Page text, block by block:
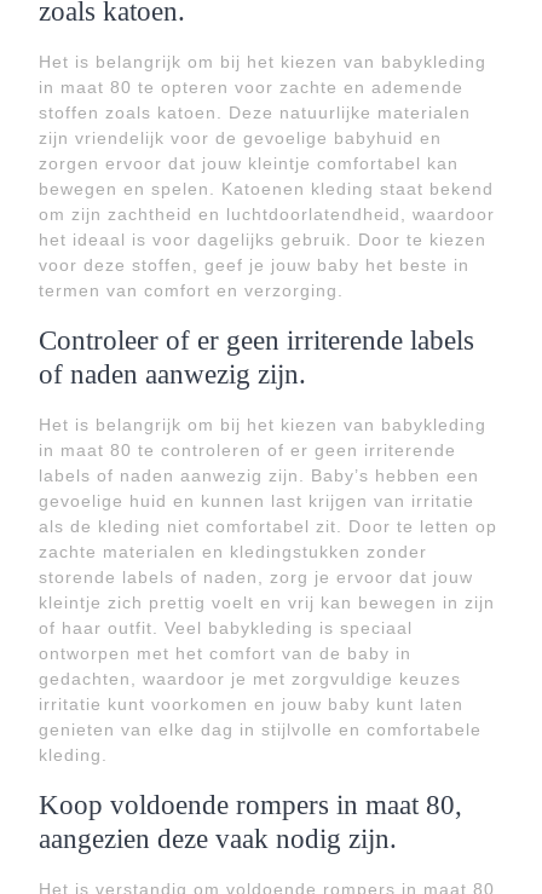
zoals katoen.
Het is belangrijk om bij het kiezen van babykleding
in maat 80 te opteren voor zachte en ademende
stoffen zoals katoen. Deze natuurlijke materialen
zijn vriendelijk voor de gevoelige babyhuid en
zorgen ervoor dat jouw kleintje comfortabel kan
bewegen en spelen. Katoenen kleding staat bekend
om zijn zachtheid en luchtdoorlatendheid, waardoor
het ideaal is voor dagelijks gebruik. Door te kiezen
voor deze stoffen, geef je jouw baby het beste in
termen van comfort en verzorging.
Controleer of er geen irriterende labels
of naden aanwezig zijn.
Het is belangrijk om bij het kiezen van babykleding
in maat 80 te controleren of er geen irriterende
labels of naden aanwezig zijn. Baby’s hebben een
gevoelige huid en kunnen last krijgen van irritatie
als de kleding niet comfortabel zit. Door te letten op
zachte materialen en kledingstukken zonder
storende labels of naden, zorg je ervoor dat jouw
kleintje zich prettig voelt en vrij kan bewegen in zijn
of haar outfit. Veel babykleding is speciaal
ontworpen met het comfort van de baby in
gedachten, waardoor je met zorgvuldige keuzes
irritatie kunt voorkomen en jouw baby kunt laten
genieten van elke dag in stijlvolle en comfortabele
kleding.
Koop voldoende rompers in maat 80,
aangezien deze vaak nodig zijn.
Het is verstandig om voldoende rompers in maat 80